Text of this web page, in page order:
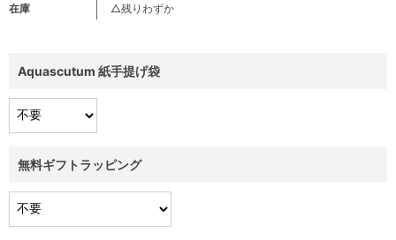
在庫
△残りわずか
Aquascutum 紙手提げ袋
無料ギフトラッピング